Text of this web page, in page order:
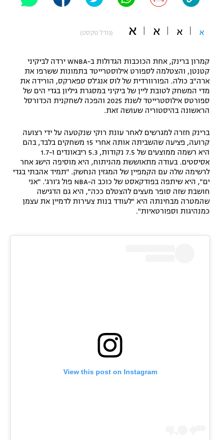
תקנון משתתפים וזוכים בפרסים
תקנון עבור פעילות אלקטרה
טניס
גיימינג E-Sports
תנאי שימוש
מדיניות פרטיות
תקנון פעילות ספורט 1
כדורמים
פוטבול אמריקאי NFL
בייסבול MLB
ספורט אתגרי ואקסטרים
אומנויות לחימה
גיימינג E-Sports
א א א א (גודל טקסט)
קמרון ברינק, אחת הכוכבות הגדולות ב-WNBA ירדה לביקיני
קטנטן, והצטלמה לספורט אילוסטרייטד בתמונות ששרפו את
ארה"ב כולה. הפורוורדית של לוס אנג'לס ספארקס, הורידה את
מדי המשחק לטובת ליין של ביקיני במסגרת גיליון בגדי הים של
ספורטס אילוסטרייטד לשנת 2025 והפכה לשחקנית הכדורסל
הראשונה בהיסטוריה שעושה זאת.
ברינק חזרה למגרשים לאחר עונת רוקי שנקטעה על ידי רצועה
קרועה, פציעה שהשביתה אותה אחרי 15 משחקים בלבד, בהם
היא רשמה ממוצעים של 7.5 נקודות, 5.3 ריבאונדים ו-1.7
אסיסטים. בעודה מתאוששת מהניתוח, היא מוסיפה הישג אחר
לרשימה שלה עם הקמפיין של המגזין הנחשק. "תמיד אהבתי בגדי
ים", היא שיתפה בפודקאסט של כוכב ה-NBA פול ג'ורג'. "אני
חושבת שזה סופר מעצים להצטלם ככה", היא גם הדגישה
שהמטרה מבחינתה היא "לעודד בנות צעירות לדמיין את עצמן
כמנהיגות וספורטאיות".
View this post on Instagram